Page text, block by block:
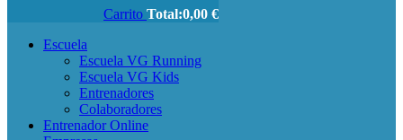
Carrito Total:0,00 €
Escuela
Escuela VG Running
Escuela VG Kids
Entrenadores
Colaboradores
Entrenador Online